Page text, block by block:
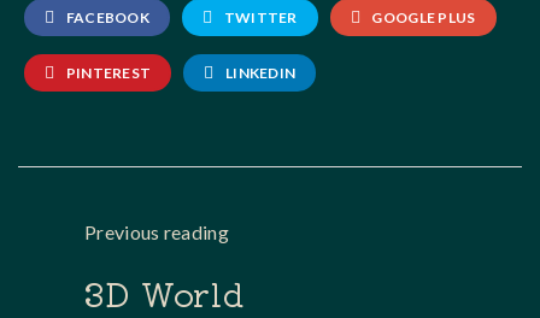
FACEBOOK TWITTER GOOGLE PLUS
PINTEREST LINKEDIN
Previous reading
3D World